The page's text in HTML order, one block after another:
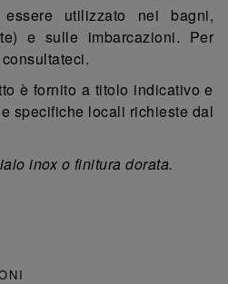
utilizzato nei bagni,
e sulle imbarcazioni. Per
è fornito a titolo indicativo e
specifiche locali richieste dal
inox o finitura dorata.